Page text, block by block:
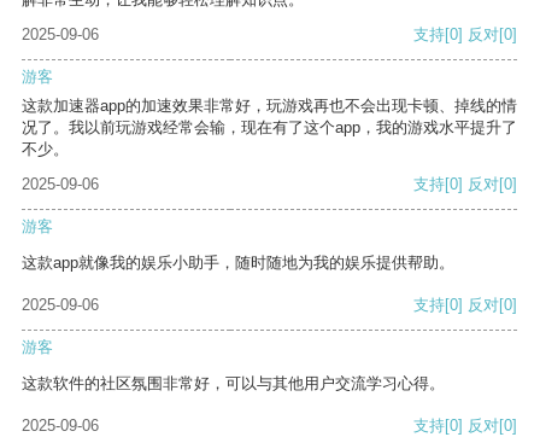
2025-09-06
支持[0] 反对[0]
游客
这款加速器app的加速效果非常好，玩游戏再也不会出现卡顿、掉线的情
况了。我以前玩游戏经常会输，现在有了这个app，我的游戏水平提升了
不少。
2025-09-06
支持[0] 反对[0]
游客
这款app就像我的娱乐小助手，随时随地为我的娱乐提供帮助。
2025-09-06 支持[0] 反对[0]
游客
这款软件的社区氛围非常好，可以与其他用户交流学习心得。
2025-09-06 支持[0] 反对[0]